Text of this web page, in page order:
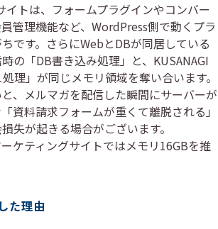
イトは、フォームプラグインやコンバー
管理機能など、WordPress側で動くプラ
です。さらにWebとDBが同居している
の「DB書き込み処理」と、KUSANAGI
理」が同じメモリ領域を奪い合います。
、メルマガを配信した瞬間にサーバーが
資料請求フォームが重くて離脱される」
失が起きる場合がございます。
ケティングサイトではメモリ16GBを推
た理由